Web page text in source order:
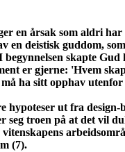
en årsak som aldri
deistisk guddom,
skapte
er gjerne: 'Hvem
ha sitt opphav
ut fra
seg troen på at det vil
(7).